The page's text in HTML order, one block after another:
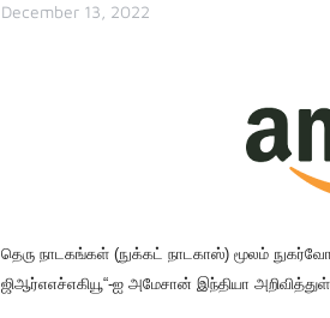
December 13, 2022
தெரு நாடகங்கள் (நுக்கட் நாடகாஸ்) மூலம்
ஜிஆர்எஎச்எகியூ“-ஐ அமேசான் இந்தியா